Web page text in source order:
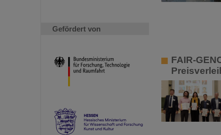
Gefördert von
FAIR-